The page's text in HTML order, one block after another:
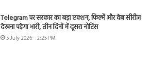
Telegram पर सरकार का बड़ा एक्शन, फिल्में और वेब सीरीज
देखना पड़ेगा भारी, तीन दिनों में दूसरा नोटिस
5 July 2026 - 2:25 PM